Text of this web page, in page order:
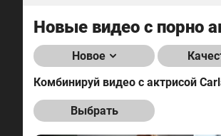
Новые видео с порно
Новое
Комбинируй видео с актрисой
Выбрать